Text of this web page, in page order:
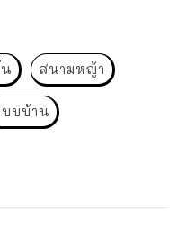
สนามหญ้า
บบ้าน